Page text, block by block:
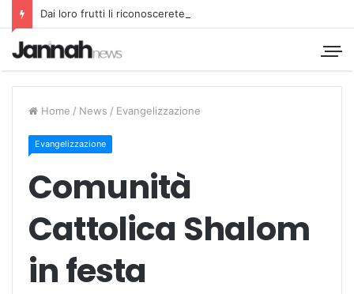
Dai loro frutti li riconoscerete
Home / News / Evangelizzazione
Evangelizzazione
Comunità
Cattolica Shalom
in festa